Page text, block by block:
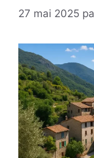
27 mai 2025